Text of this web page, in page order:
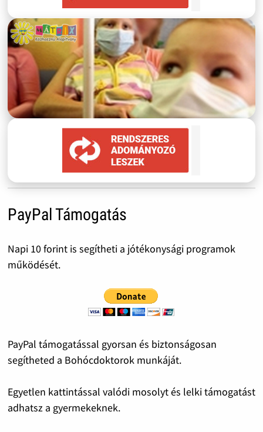
PayPal Támogatás
Napi 10 forint is segítheti a jótékonysági programok
működését.
PayPal támogatással gyorsan és biztonságosan
segítheted a Bohócdoktorok munkáját.
Egyetlen kattintással valódi mosolyt és lelki támogatást
adhatsz a gyermekeknek.